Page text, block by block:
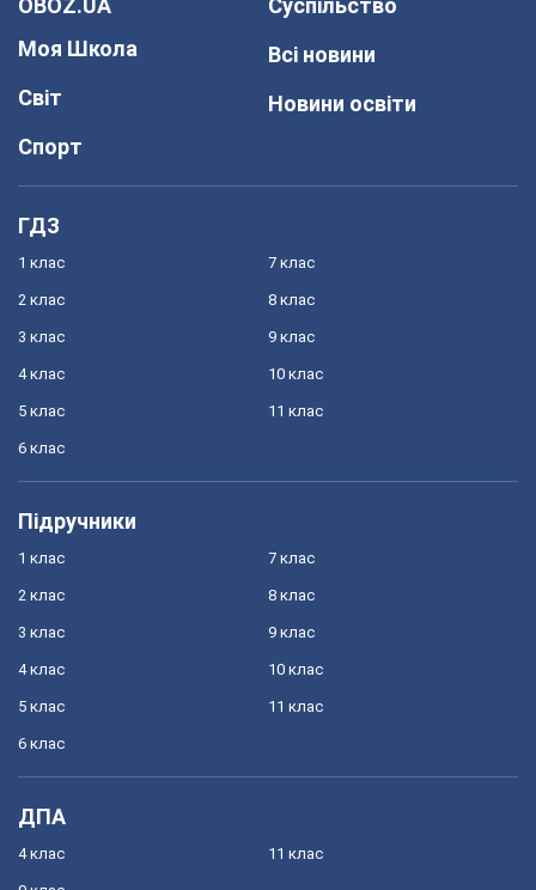
OBOZ.UA
Моя Школа
Світ
Спорт
Суспільство
Всі новини
Новини освіти
ГДЗ
1 клас
2 клас
3 клас
4 клас
5 клас
6 клас
7 клас
8 клас
9 клас
10 клас
11 клас
Підручники
1 клас
2 клас
3 клас
4 клас
5 клас
6 клас
7 клас
8 клас
9 клас
10 клас
11 клас
ДПА
4 клас 11 клас